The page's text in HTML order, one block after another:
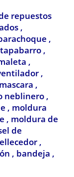
repuestos
,
,
,
,
,
,
neblinero ,
, moldura
, moldura de
de
,
, bandeja ,